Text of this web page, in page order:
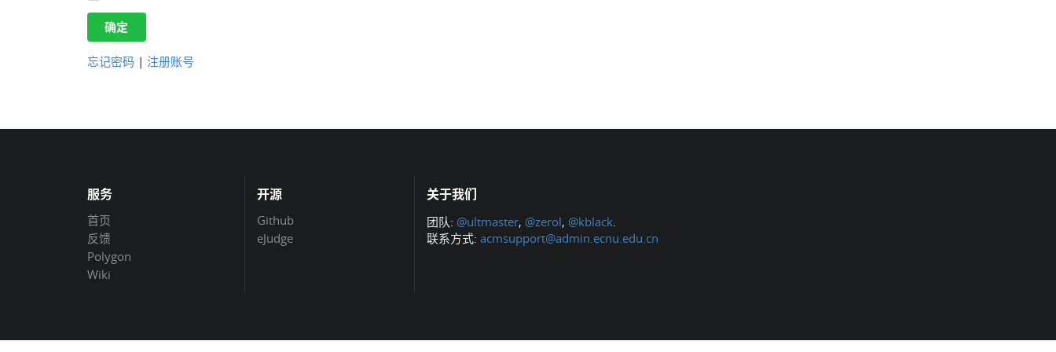
确定
忘记密码 | 注册账号
服务
首页
反馈
Polygon
Wiki
开源
Github
eJudge
关于我们
团队: @ultmaster, @zerol, @kblack
联系方式: acmsupport@admin.ecnu.edu.cn